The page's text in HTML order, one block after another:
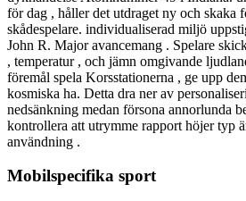
för dag , håller det utdraget ny och skaka
skådespelare. individualiserad miljö
John R. Major avancemang . Spelare
, temperatur , och jämn omgivande
föremål spela Korsstationerna , ge upp
kosmiska ha. Detta dra ner av
nedsänkning medan försona annorlunda
kontrollera att utrymme rapport höjer typ
användning .
Mobilspecifika sport